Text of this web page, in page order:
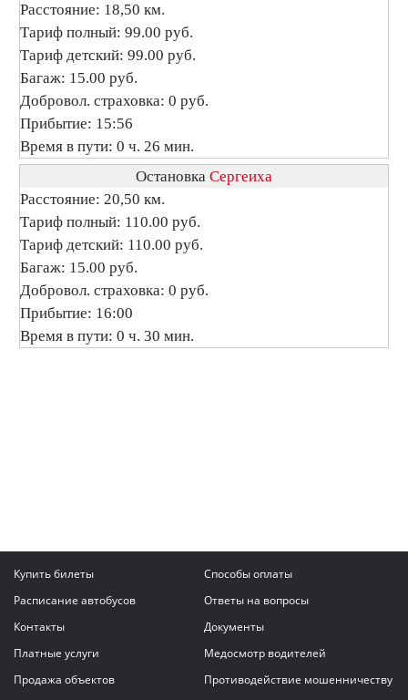
Расстояние: 18,50 км.
Тариф полный: 99.00 руб.
Тариф детский: 99.00 руб.
Багаж: 15.00 руб.
Добровол. страховка: 0 руб.
Прибытие: 15:56
Время в пути: 0 ч. 26 мин.
Остановка Сергеиха
Расстояние: 20,50 км.
Тариф полный: 110.00 руб.
Тариф детский: 110.00 руб.
Багаж: 15.00 руб.
Добровол. страховка: 0 руб.
Прибытие: 16:00
Время в пути: 0 ч. 30 мин.
Купить билеты
Способы оплаты
Расписание автобусов
Ответы на вопросы
Контакты
Документы
Платные услуги
Медосмотр водителей
Продажа объектов
Противодействие мошенничеству